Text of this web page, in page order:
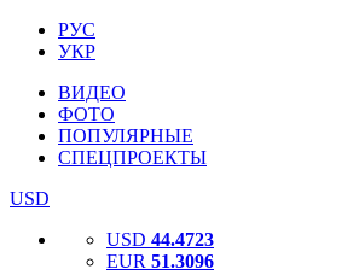
РУС
УКР
ВИДЕО
ФОТО
ПОПУЛЯРНЫЕ
СПЕЦПРОЕКТЫ
USD
USD 44.4723
EUR 51.3096